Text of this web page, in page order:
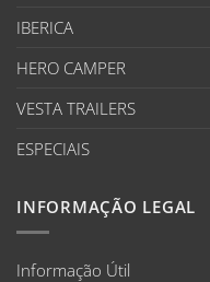
IBERICA
HERO CAMPER
VESTA TRAILERS
ESPECIAIS
INFORMAÇÃO LEGAL
Informação Útil